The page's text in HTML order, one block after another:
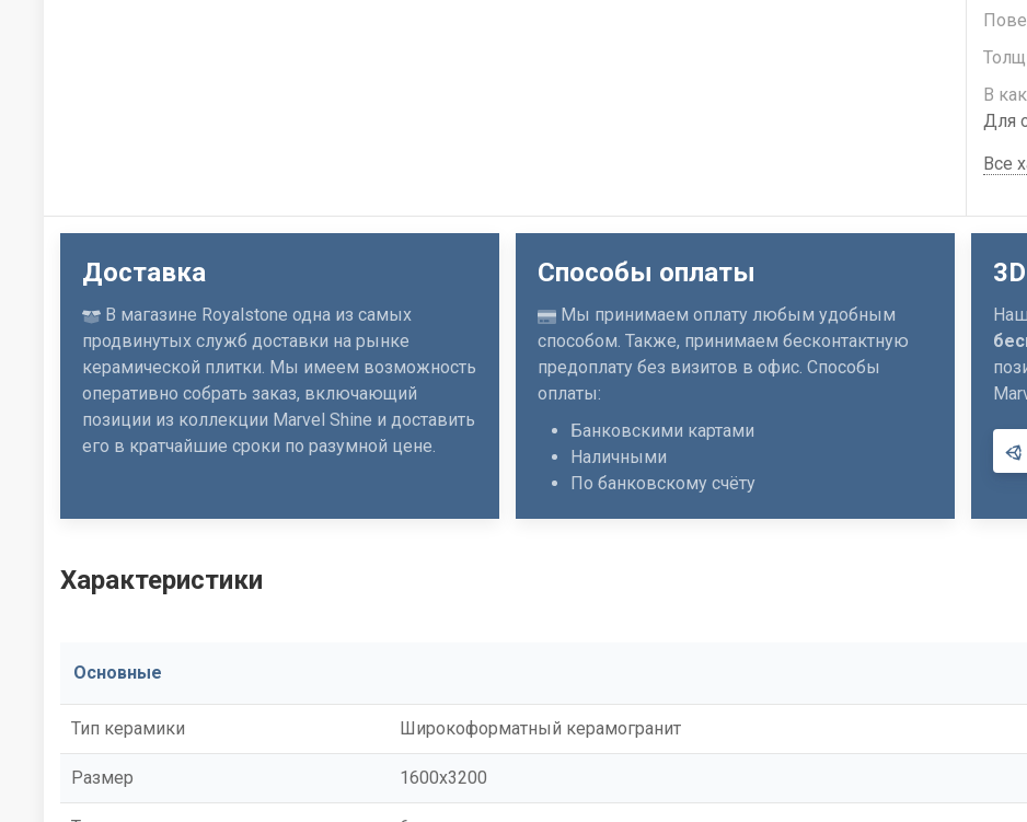
В
Для
Все
Доставка
В магазине Royalstone одна из самых
продвинутых служб доставки на рынке
керамической плитки. Мы имеем возможность
оперативно собрать заказ, включающий
позиции из коллекции Marvel Shine и доставить
его в кратчайшие сроки по разумной цене.
Способы оплаты
Мы принимаем оплату любым удобным
способом. Также, принимаем бесконтактную
предоплату без визитов в офис. Способы
оплаты:
Банковскими картами
Наличными
По банковскому счёту
Характеристики
Основные
Тип керамики Широкоформатный керамогранит
Размер 1600x3200